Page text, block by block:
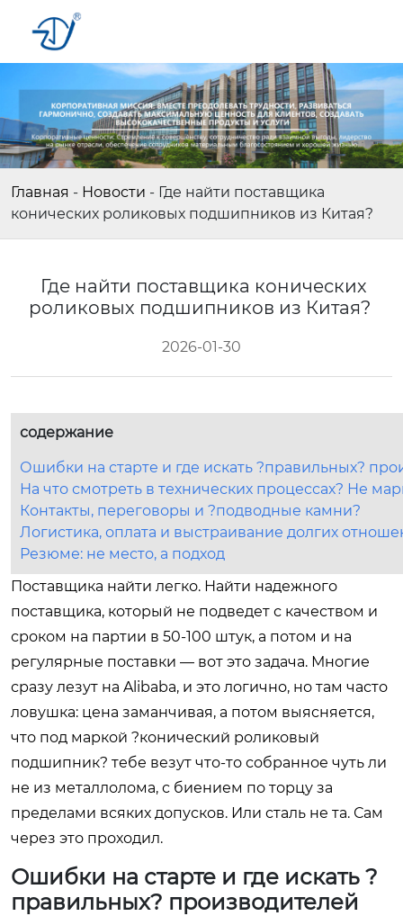
Главная - Новости - Где найти поставщика
конических роликовых подшипников из Китая?
Где найти поставщика конических
роликовых подшипников из Китая?
2026-01-30
содержание
Ошибки на старте и где искать ?правильных?
На что смотреть в технических процессах? Не
Контакты, переговоры и ?подводные камни?
Логистика, оплата и выстраивание долгих
Резюме: не место, а подход
Поставщика найти легко. Найти надежного
поставщика, который не подведет с качеством и
сроком на партии в 50-100 штук, а потом и на
регулярные поставки — вот это задача. Многие
сразу лезут на Alibaba, и это логично, но там часто
ловушка: цена заманчивая, а потом выясняется,
что под маркой ?конический роликовый
подшипник? тебе везут что-то собранное чуть ли
не из металлолома, с биением по торцу за
пределами всяких допусков. Или сталь не та. Сам
через это проходил.
Ошибки на старте и где искать ?
правильных? производителей